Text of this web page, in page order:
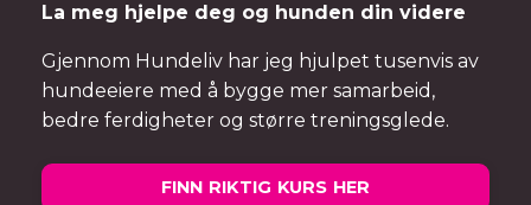
La meg hjelpe deg og hunden din videre
Gjennom Hundeliv har jeg hjulpet tusenvis av
hundeeiere med å bygge mer samarbeid,
bedre ferdigheter og større treningsglede.
FINN RIKTIG KURS HER